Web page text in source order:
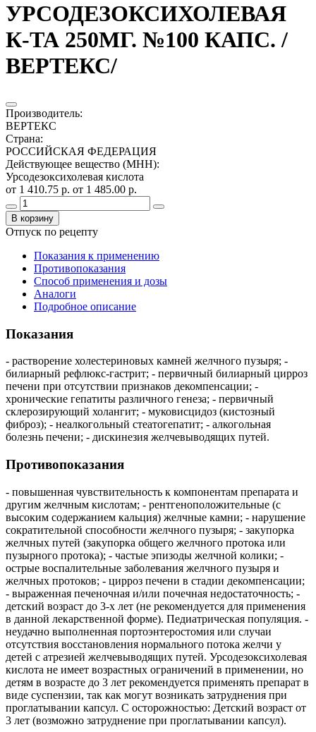
УРСОДЕЗОКСИХОЛЕВАЯ
К-ТА 250МГ. №100 КАПС. /
ВЕРТЕКС/
Производитель:
ВЕРТЕКС
Страна:
РОССИЙСКАЯ ФЕДЕРАЦИЯ
Действующее вещество (МНН):
Урсодезоксихолевая кислота
от 1 410.75 р. от 1 485.00 р.
В корзину
Отпуск по рецепту
Показания к применению
Противопоказания
Способ применения и дозы
Аналоги
Подробное описание
Показания
- растворение холестериновых камней желчного пузыря; -
билиарный рефлюкс-гастрит; - первичный билиарный цирроз
печени при отсутствии признаков декомпенсации; -
хронические гепатиты различного генеза; - первичный
склерозирующий холангит; - муковисцидоз (кистозный
фиброз); - неалкогольный стеатогепатит; - алкогольная
болезнь печени; - дискинезия желчевыводящих путей.
Противопоказания
- повышенная чувствительность к компонентам препарата и
другим желчным кислотам; - рентгеноположительные (с
высоким содержанием кальция) желчные камни; - нарушение
сократительной способности желчного пузыря; - закупорка
желчных путей (закупорка общего желчного протока или
пузырного протока); - частые эпизоды желчной колики; -
острые воспалительные заболевания желчного пузыря и
желчных протоков; - цирроз печени в стадии декомпенсации;
- выраженная печеночная и/или почечная недостаточность; -
детский возраст до 3-х лет (не рекомендуется для применения
в данной лекарственной форме). Педиатрическая популяция. -
неудачно выполненная портоэнтеростомия или случаи
отсутствия восстановления нормального потока желчи у
детей с атрезией желчевыводящих путей. Урсодезоксихолевая
кислота не имеет возрастных ограничений в применении, но
детям в возрасте до 3 лет рекомендуется применять препарат в
виде суспензии, так как могут возникать затруднения при
проглатывании капсул. С осторожностью: Детский возраст от
3 лет (возможно затруднение при проглатывании капсул).